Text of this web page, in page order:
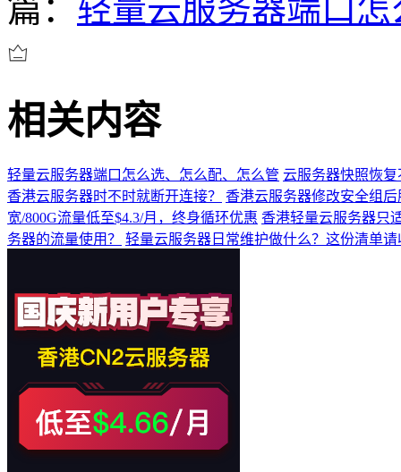
篇： 轻量云服务器端口
相关内容
轻量云服务器端口怎么选、怎么配、怎么管 云服务器快照恢
香港云服务器时不时就断开连接？
香港云服务器修改安全组
宽/800G流量低至$4.3/月，终身循环优惠 香港轻量云服务器只
务器的流量使用？
轻量云服务器日常维护做什么？这份清单请